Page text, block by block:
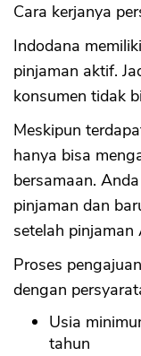
Cara kerjanya
Indodana
pinjaman aktif.
konsumen tidak
Meskipun
hanya bisa
bersamaan.
pinjaman dan
setelah pinjaman
Proses
dengan
Usia
tahun